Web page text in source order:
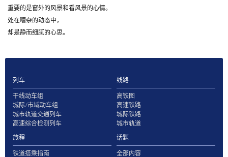
重要的是窗外的风景和看风景的心情。
处在嘈杂的动态中，
却是静而细腻的心思。
列车
干线动车组
城际/市域动车组
城市轨道交通列车
高速综合检测列车
线路
高铁图
高速铁路
城际铁路
城市轨道
旅程
铁道搭乘指南
话题
全部内容